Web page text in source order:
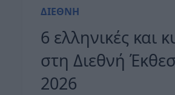
ΔΙΕΘΝΉ
6 ελληνικές και
στη Διεθνή
2026